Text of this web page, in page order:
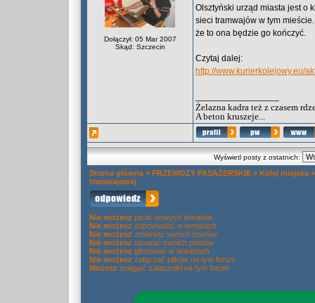
Dołączył: 05 Mar 2007
Skąd: Szczecin
Olsztyński urząd miasta jest o
sieci tramwajów w tym
że to ona będzie go kończyć.
Czytaj dalej:
http://www.kurierkolejowy.eu/
Żelazna kadra też z czasem
A beton kruszeje...
Wyświetl posty z ostatnich:
Strona główna » PRZEWOZY PASAŻERSKIE » Kolej miejska
tramwajowej
Nie możesz pisać nowych tematów
Nie możesz odpowiadać w tematach
Nie możesz zmieniać swoich postów
Nie możesz usuwać swoich postów
Nie możesz głosować w ankietach
Nie możesz załączać plików na tym forum
Możesz ściągać załączniki na tym forum